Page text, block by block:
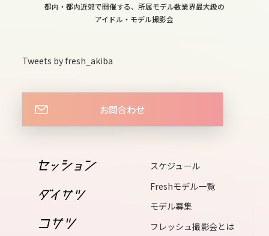
14
15
sun
17
tue
wed
都内・都内近郊で開催する、所属モデル数業界最大級の
アイドル・モデル撮影会
Tweets by fresh_akiba
お問合わせ
スケジュール
Freshモデル一覧
モデル募集
フレッシュ撮影会とは